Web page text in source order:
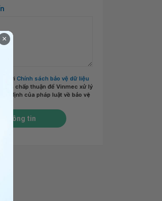
ý với Chính sách bảo vệ dữ liệu
và chấp thuận để Vinmec xử lý
định của pháp luật về bảo vệ
thông tin
×